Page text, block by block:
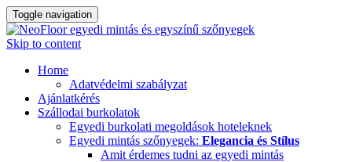
Toggle navigation
Skip to content
Home
Adatvédelmi szabályzat
Ajánlatkérés
Szállodai burkolatok
Egyedi burkolati megoldások hoteleknek
Egyedi mintás szőnyegek: Elegancia és Stílus
Amit érdemes tudni az egyedi mintás